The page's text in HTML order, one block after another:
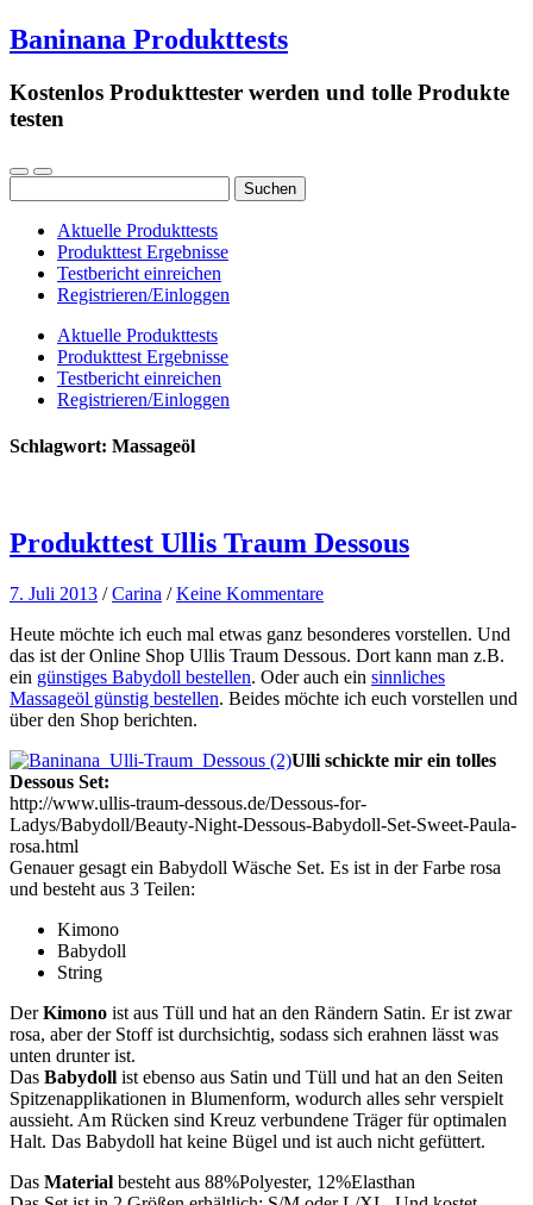
Baninana Produkttests
Kostenlos Produkttester werden und tolle Produkte
testen
nach:
Aktuelle Produkttests
Produkttest Ergebnisse
Testbericht einreichen
Registrieren/Einloggen
Aktuelle Produkttests
Produkttest Ergebnisse
Testbericht einreichen
Registrieren/Einloggen
Schlagwort: Massageöl
Produkttest Ullis Traum Dessous
7. Juli 2013 /Carina /Keine Kommentare
Heute möchte ich euch mal etwas ganz besonderes vorstellen. Und
das ist der Online Shop Ullis Traum Dessous. Dort kann man z.B.
ein günstiges Babydoll bestellen. Oder auch ein sinnliches
Massageöl günstig bestellen. Beides möchte ich euch vorstellen und
über den Shop berichten.
Ulli schickte mir ein tolles
Dessous Set:
http://www.ullis-traum-dessous.de/Dessous-for-
Ladys/Babydoll/Beauty-Night-Dessous-Babydoll-Set-Sweet-Paula-
rosa.html
Genauer gesagt ein Babydoll Wäsche Set. Es ist in der Farbe rosa
und besteht aus 3 Teilen:
Kimono
Babydoll
String
DerKimono ist aus Tüll und hat an den Rändern Satin. Er ist zwar
rosa, aber der Stoff ist durchsichtig, sodass sich erahnen lässt was
unten drunter ist.
Das Babydoll ist ebenso aus Satin und Tüll und hat an den Seiten
Spitzenapplikationen in Blumenform, wodurch alles sehr verspielt
aussieht. Am Rücken sind Kreuz verbundene Träger für optimalen
Halt. Das Babydoll hat keine Bügel und ist auch nicht gefüttert.
Das Material besteht aus 88%Polyester, 12%Elasthan